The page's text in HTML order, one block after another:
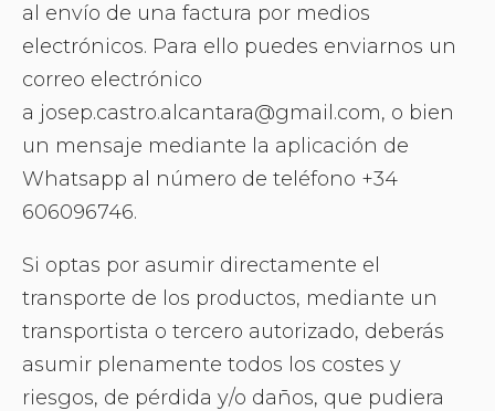
al envío de una factura por medios
electrónicos. Para ello puedes enviarnos un
correo electrónico
a josep.castro.alcantara@gmail.com, o bien
un mensaje mediante la aplicación de
Whatsapp al número de teléfono +34
606096746.
Si optas por asumir directamente el
transporte de los productos, mediante un
transportista o tercero autorizado, deberás
asumir plenamente todos los costes y
riesgos, de pérdida y/o daños, que pudiera